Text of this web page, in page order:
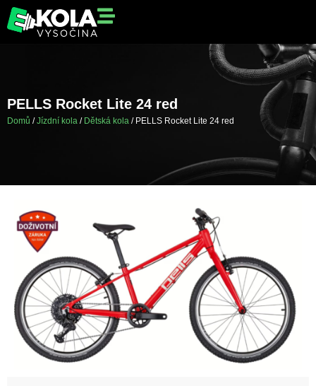
PELLS Rocket Lite 24 red
Domů /Jízdní kola / Dětská kola / PELLS Rocket Lite 24 red